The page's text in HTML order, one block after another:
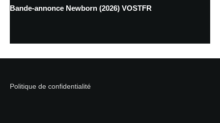
Bande-annonce Newborn (2026) VOSTFR
Politique de confidentialité